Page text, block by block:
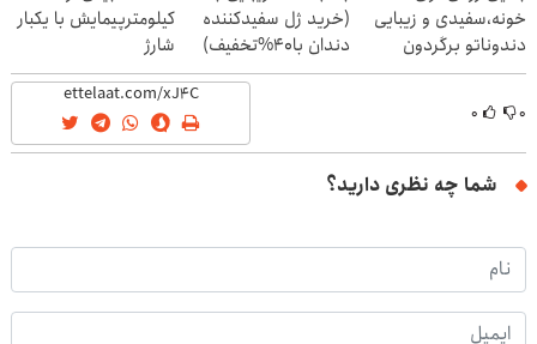
خونه،سفیدی و زیبایی
دندوناتو برگردون
(40%off)
(خرید ژل سفیدکننده
دندان با40%تخفیف)
کیلومترپیمایش با یکبار
شارژ
۰ ۰
شما چه نظری دارید؟